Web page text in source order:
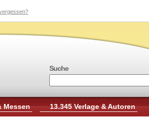
Suche
Messen 13.345 Verlage & Autoren